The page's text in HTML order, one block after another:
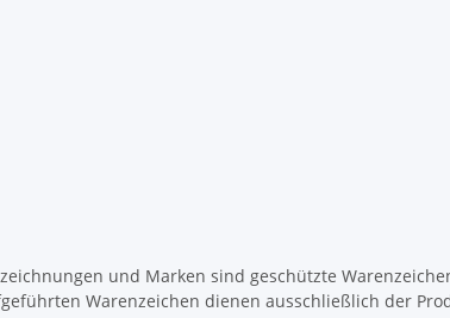
und Marken sind geschützte
Warenzeichen dienen ausschließlich der